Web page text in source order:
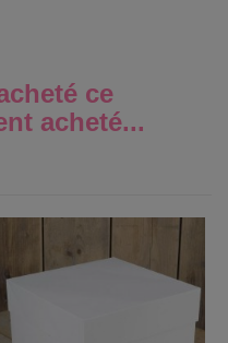
ce
acheté...